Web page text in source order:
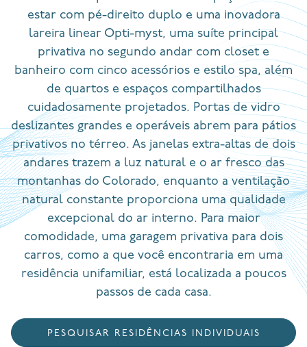
estar com pé-direito duplo e uma inovadora
lareira linear Opti-myst, uma suíte principal
privativa no segundo andar com closet e
banheiro com cinco acessórios e estilo spa, além
de quartos e espaços compartilhados
cuidadosamente projetados. Portas de vidro
deslizantes grandes e operáveis abrem para pátios
privativos no térreo. As janelas extra-altas de dois
andares trazem a luz natural e o ar fresco das
montanhas do Colorado, enquanto a ventilação
natural constante proporciona uma qualidade
excepcional do ar interno. Para maior
comodidade, uma garagem privativa para dois
carros, como a que você encontraria em uma
residência unifamiliar, está localizada a poucos
passos de cada casa.
PESQUISAR RESIDÊNCIAS INDIVIDUAIS